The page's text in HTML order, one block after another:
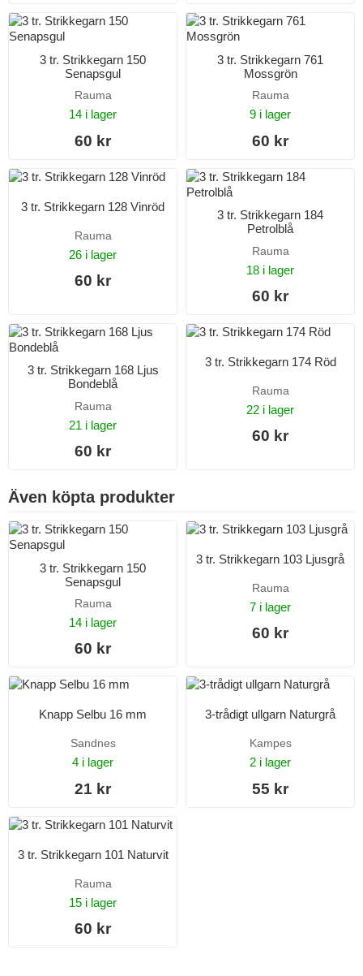
3 tr. Strikkegarn 150
Senapsgul
Rauma
14 i lager
60 kr
3 tr. Strikkegarn 761
Mossgrön
Rauma
9 i lager
60 kr
3 tr. Strikkegarn 128 Vinröd
Rauma
26 i lager
60 kr
3 tr. Strikkegarn 184
Petrolblå
Rauma
18 i lager
60 kr
3 tr. Strikkegarn 168 Ljus
Bondeblå
Rauma
21 i lager
60 kr
3 tr. Strikkegarn 174 Röd
Rauma
22 i lager
60 kr
Även köpta produkter
3 tr. Strikkegarn 150
Senapsgul
Rauma
14 i lager
60 kr
3 tr. Strikkegarn 103 Ljusgrå
Rauma
7 i lager
60 kr
Knapp Selbu 16 mm
Sandnes
4 i lager
21 kr
3-trådigt ullgarn Naturgrå
Kampes
2 i lager
55 kr
3 tr. Strikkegarn 101 Naturvit
Rauma
15 i lager
60 kr